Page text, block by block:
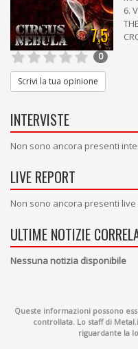
7,5
6.
0
Scrivi la tua opinione
INTERVISTE
Non sono ancora presenti
LIVE REPORT
Non sono ancora presenti
ULTIME NOTIZIE
Nessuna notizia disponibile
Queste informazioni possono
controllata. Lo staff di
riguardante la